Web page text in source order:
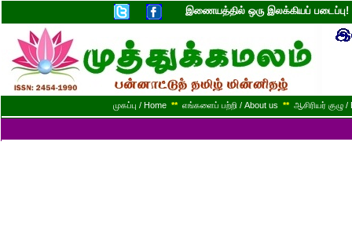
இணையத்தில் ஒரு இலக்கியப்
முகப்பு / Home ** எங்களைப் பற்றி / About us ** ஆசிரியர் குழு